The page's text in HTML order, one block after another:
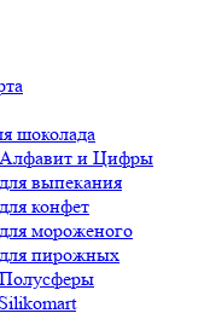
шоколада
и Цифры
выпекания
конфет
мороженого
пирожных